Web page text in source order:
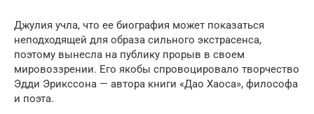
Джулия учла, что ее биография может показаться
неподходящей для образа сильного экстрасенса,
поэтому вынесла на публику прорыв в своем
мировоззрении. Его якобы спровоцировало творчество
Эдди Эрикссона — автора книги «Дао Хаоса», философа
и поэта.